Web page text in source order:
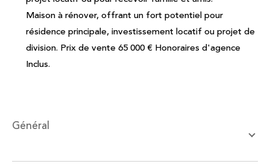
Maison à rénover, offrant un fort potentiel pour
résidence principale, investissement locatif ou projet de
division. Prix de vente 65 000 € Honoraires d'agence
Inclus.
général